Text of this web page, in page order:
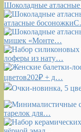
Шоколадные
атласные
мишек «Монте…
лоферы из нату…
цветов202₽ + д…
тарелок для…